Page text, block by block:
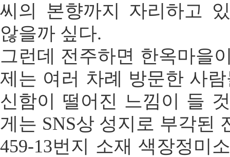
씨의 본향까지 자리하고
않을까 싶다.
그런데 전주하면 한옥마을
제는 여러 차례 방문한 사
신함이 떨어진 느낌이 들
게는 SNS상 성지로 부각된
459-13번지 소재 색장정미